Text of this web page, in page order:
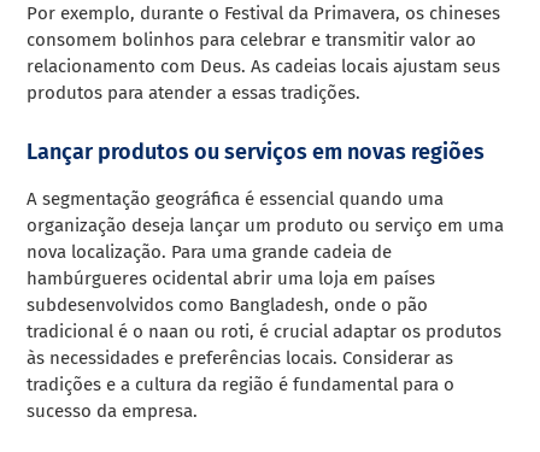
Por exemplo, durante o Festival da Primavera, os chineses
consomem bolinhos para celebrar e transmitir valor ao
relacionamento com Deus. As cadeias locais ajustam seus
produtos para atender a essas tradições.
Lançar produtos ou serviços em novas regiões
A segmentação geográfica é essencial quando uma
organização deseja lançar um produto ou serviço em uma
nova localização. Para uma grande cadeia de
hambúrgueres ocidental abrir uma loja em países
subdesenvolvidos como Bangladesh, onde o pão
tradicional é o naan ou roti, é crucial adaptar os produtos
às necessidades e preferências locais. Considerar as
tradições e a cultura da região é fundamental para o
sucesso da empresa.